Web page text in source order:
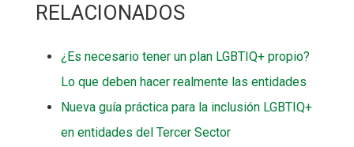
RELACIONADOS
¿Es necesario tener un plan LGBTIQ+ propio?
Lo que deben hacer realmente las entidades
Nueva guía práctica para la inclusión LGBTIQ+
en entidades del Tercer Sector